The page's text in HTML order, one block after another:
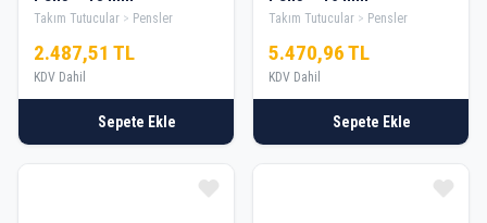
Takım Tutucular Pensler
2.487,51 TL
KDV Dahil
Sepete Ekle
Takım Tutucular Pensler
5.470,96 TL
KDV Dahil
Sepete Ekle